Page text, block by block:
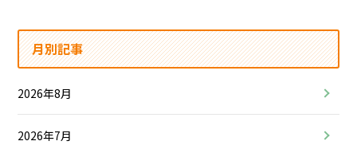
月別記事
2026年8月
2026年7月